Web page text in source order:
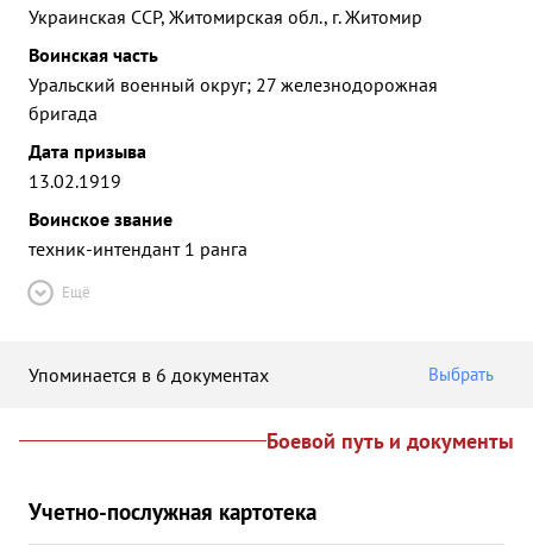
Украинская ССР, Житомирская обл., г. Житомир
Воинская часть
Уральский военный округ; 27 железнодорожная
бригада
Дата призыва
13.02.1919
Воинское звание
техник-интендант 1 ранга
Ещё
Упоминается в 6 документах Выбрать
Боевой путь и документы
Учетно-послужная картотека